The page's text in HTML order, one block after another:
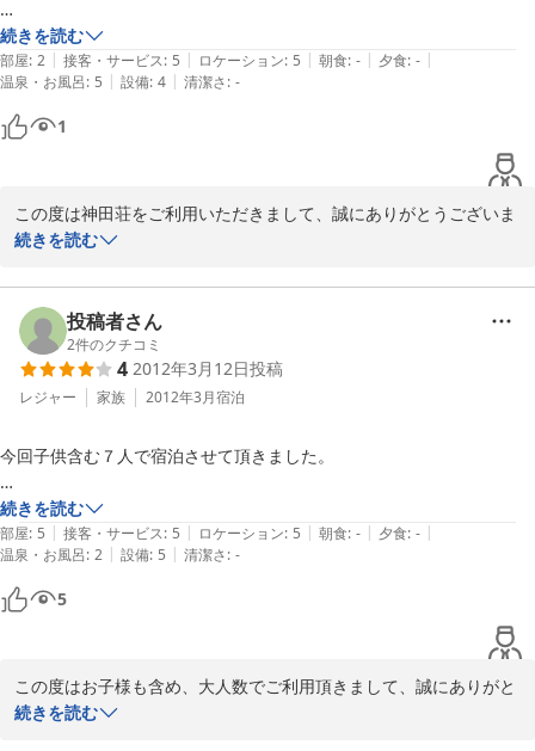
まだまだ改善点がございますが、若旦那2年生、がんばってまいり
ます。
2013-01-27
高速ICからも近く、周辺のゲレンデにも行きやすくて立地条件は最高。
しかし難点は、壁が薄くて隣の居室からの声がまる聞こえ…。
でも、若旦那の接客は丁寧で親切でした。
続きを読む
部屋: 2 | 接客・サービス: 5 | ロケーション: 5 | 朝食: - | 夕食: - |
温泉・お風呂: 5 | 設備: 4 | 清潔さ: -
1
この度は神田荘をご利用いただきまして、誠にありがとうございま
した。まず、数々のお褒めの言葉に家族みんなで喜んでおりまし
お風呂に関しましては、昨シーズン多くのご指摘を頂いたため、少
しでもゆっくりと快適にご入浴頂けるように、全面リニューアルを
行いました。
り、ごゆっくりお過ごしいただけなかったこと、大変申し訳なく思
部屋割り等でうまく対処できればと考えております。
家族経営の民宿ですので、おもてなしだけでも最高のサービスをと
いたします。
続きを読む
投稿者さん
2件のクチコミ
4 2012年3月12日投稿
レジャー 家族 2012年3月宿泊
今回子供含む７人で宿泊させて頂きました。
宿の方がとっても親切で、お部屋も広く凄く居心地よく過ごす事が出来
ました。
また、人数が多い分ハンガーを用意してましたがお部屋に沢山あるとの
事でとても助かりました。
子供が多いのでご迷惑もおかけしたかと思いますがとても親切に対応し
宿の近所にもお店が沢山あり、素泊まりでも全く不自由はありませんで
した。
続きを読む
部屋: 5 | 接客・サービス: 5 | ロケーション: 5 | 朝食: - | 夕食: - |
温泉・お風呂: 2 | 設備: 5 | 清潔さ: -
5
この度はお子様も含め、大人数でご利用頂きまして、誠にありがと
うございました。
続きを読む